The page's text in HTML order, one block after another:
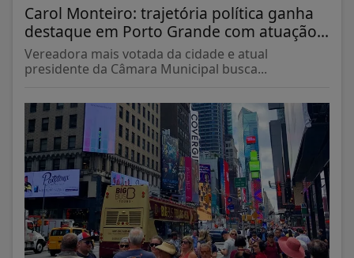
Carol Monteiro: trajetória política ganha
destaque em Porto Grande com atuação...
Vereadora mais votada da cidade e atual
presidente da Câmara Municipal busca...